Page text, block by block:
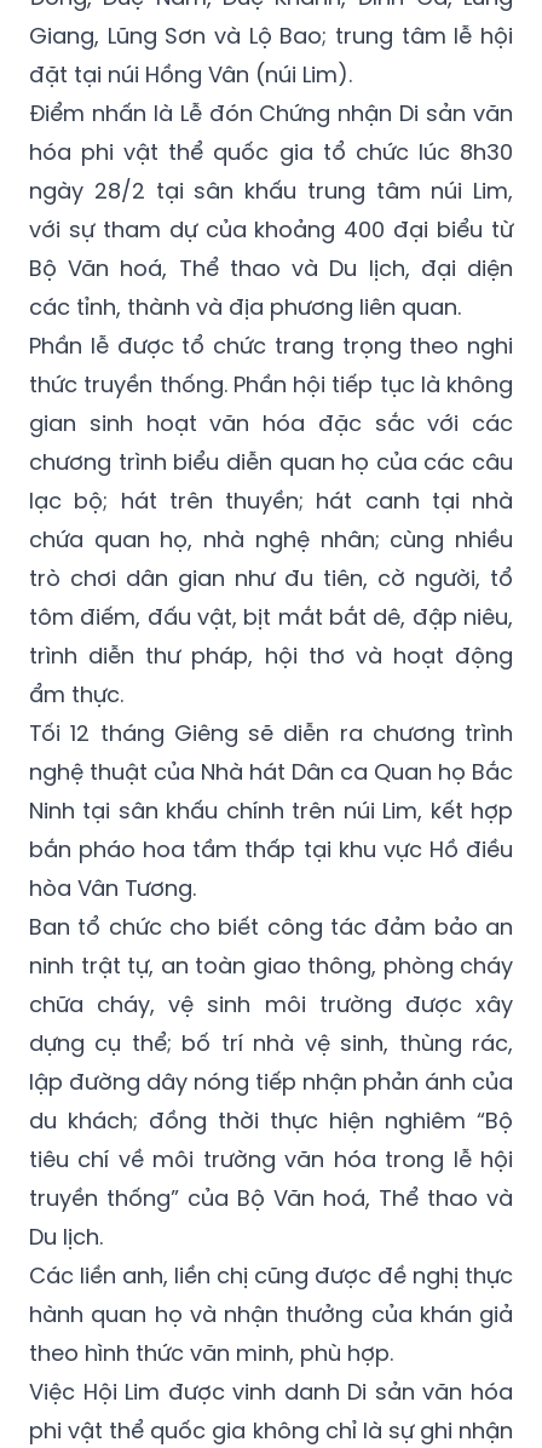
Giang, Lũng Sơn và Lộ Bao; trung tâm lễ hội
đặt tại núi Hồng Vân (núi Lim).
Điểm nhấn là Lễ đón Chứng nhận Di sản văn
hóa phi vật thể quốc gia tổ chức lúc 8h30
ngày 28/2 tại sân khấu trung tâm núi Lim,
với sự tham dự của khoảng 400 đại biểu từ
Bộ Văn hoá, Thể thao và Du lịch, đại diện
các tỉnh, thành và địa phương liên quan.
Phần lễ được tổ chức trang trọng theo nghi
thức truyền thống. Phần hội tiếp tục là không
gian sinh hoạt văn hóa đặc sắc với các
chương trình biểu diễn quan họ của các câu
lạc bộ; hát trên thuyền; hát canh tại nhà
chứa quan họ, nhà nghệ nhân; cùng nhiều
trò chơi dân gian như đu tiên, cờ người, tổ
tôm điếm, đấu vật, bịt mắt bắt dê, đập niêu,
trình diễn thư pháp, hội thơ và hoạt động
ẩm thực.
Tối 12 tháng Giêng sẽ diễn ra chương trình
nghệ thuật của Nhà hát Dân ca Quan họ Bắc
Ninh tại sân khấu chính trên núi Lim, kết hợp
bắn pháo hoa tầm thấp tại khu vực Hồ điều
hòa Vân Tương.
Ban tổ chức cho biết công tác đảm bảo an
ninh trật tự, an toàn giao thông, phòng cháy
chữa cháy, vệ sinh môi trường được xây
dựng cụ thể; bố trí nhà vệ sinh, thùng rác,
lập đường dây nóng tiếp nhận phản ánh của
du khách; đồng thời thực hiện nghiêm “Bộ
tiêu chí về môi trường văn hóa trong lễ hội
truyền thống” của Bộ Văn hoá, Thể thao và
Du lịch.
Các liền anh, liền chị cũng được đề nghị thực
hành quan họ và nhận thưởng của khán giả
theo hình thức văn minh, phù hợp.
Việc Hội Lim được vinh danh Di sản văn hóa
phi vật thể quốc gia không chỉ là sự ghi nhận